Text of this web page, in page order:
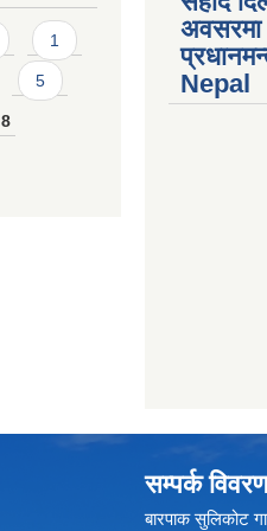
1
5
8
अवसरमा
Nepal
सम्पर्क विवरण
बारपाक